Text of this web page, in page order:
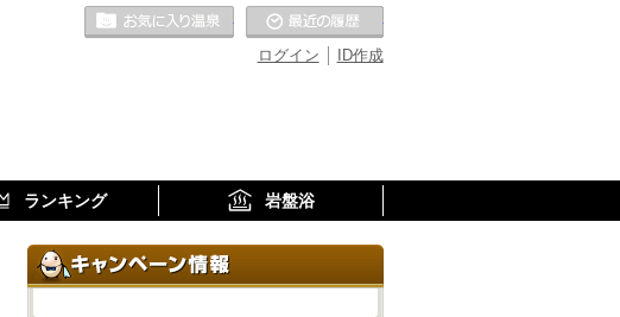
ID作成
ログイン
お気に入りの温泉
ランキング 岩盤浴